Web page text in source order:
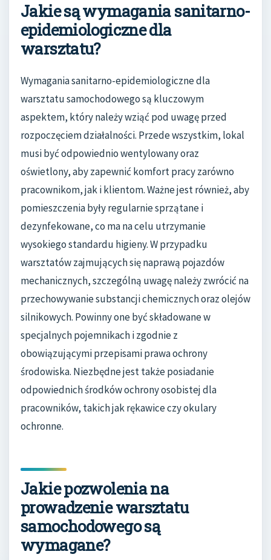
Jakie są wymagania sanitarno-
epidemiologiczne dla
warsztatu?
Wymagania sanitarno-epidemiologiczne dla
warsztatu samochodowego są kluczowym
aspektem, który należy wziąć pod uwagę przed
rozpoczęciem działalności. Przede wszystkim, lokal
musi być odpowiednio wentylowany oraz
oświetlony, aby zapewnić komfort pracy zarówno
pracownikom, jak i klientom. Ważne jest również, aby
pomieszczenia były regularnie sprzątane i
dezynfekowane, co ma na celu utrzymanie
wysokiego standardu higieny. W przypadku
warsztatów zajmujących się naprawą pojazdów
mechanicznych, szczególną uwagę należy zwrócić na
przechowywanie substancji chemicznych oraz olejów
silnikowych. Powinny one być składowane w
specjalnych pojemnikach i zgodnie z
obowiązującymi przepisami prawa ochrony
środowiska. Niezbędne jest także posiadanie
odpowiednich środków ochrony osobistej dla
pracowników, takich jak rękawice czy okulary
ochronne.
Jakie pozwolenia na
prowadzenie warsztatu
samochodowego są
wymagane?